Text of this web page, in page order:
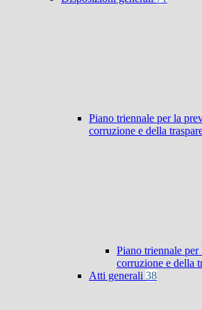
Piano triennale per la
corruzione e della
Piano triennale
corruzione e della
Atti generali 38